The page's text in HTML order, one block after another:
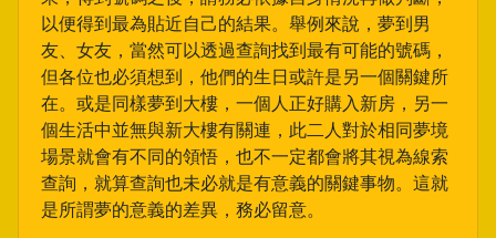
以便得到最為貼近自己的結果。舉例來說，夢到男
友、女友，當然可以透過查詢找到最有可能的號碼，
但各位也必須想到，他們的生日或許是另一個關鍵所
在。或是同樣夢到大樓，一個人正好購入新房，另一
個生活中並無與新大樓有關連，此二人對於相同夢境
場景就會有不同的領悟，也不一定都會將其視為線索
查詢，就算查詢也未必就是有意義的關鍵事物。這就
是所謂夢的意義的差異，務必留意。